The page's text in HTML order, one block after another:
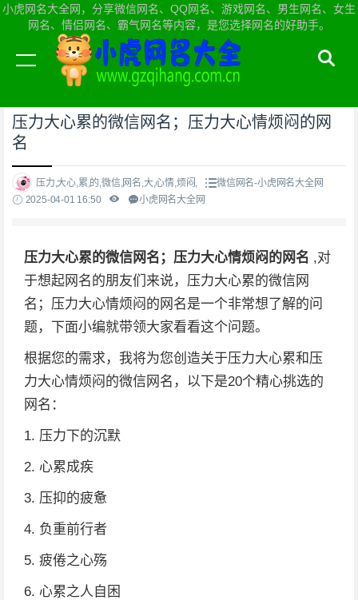
小虎网名大全网，分享微信网名、QQ网名、游戏网名、男生网名、女生
网名、情侣网名、霸气网名等内容，是您选择网名的好助手。
当前位置：小虎网名大全网首页>微信网名
压力大心累的微信网名；压力大心情烦闷的网
名
压力,大心,累,的,微信,网名,大,心情,烦闷,
微信网名-小虎网名大全网
2025-04-01 16:50
小虎网名大全网
压力大心累的微信网名；压力大心情烦闷的网名 ,对
于想起网名的朋友们来说，压力大心累的微信网
名；压力大心情烦闷的网名是一个非常想了解的问
题，下面小编就带领大家看看这个问题。
根据您的需求，我将为您创造关于压力大心累和压
力大心情烦闷的微信网名，以下是20个精心挑选的
网名：
1. 压力下的沉默
2. 心累成疾
3. 压抑的疲惫
4. 负重前行者
5. 疲倦之心殇
6. 心累之人自困